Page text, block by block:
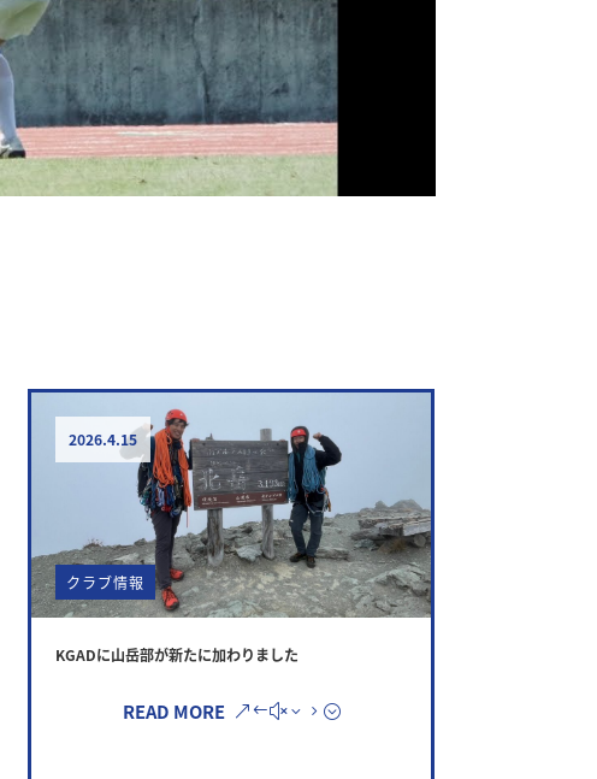
2026.4.15
クラブ情報
KGADに山岳部が新たに加わりました
READ MORE